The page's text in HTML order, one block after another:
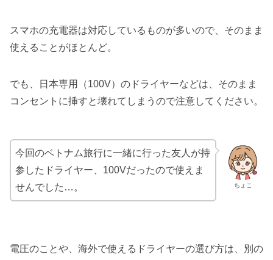
スマホの充電器は対応しているものが多いので、そのまま
使えることがほとんど。
でも、日本専用（100V）のドライヤーなどは、そのまま
コンセントに挿すと壊れてしまうので注意してください。
ちょこ
今回のベトナム旅行に一緒に行った友人が持
参したドライヤー、100Vだったので使えま
せんでした…。
電圧のことや、海外で使えるドライヤーの選び方は、別の